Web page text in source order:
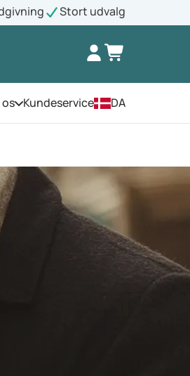
Stort udvalg
osÅbn menuen
Kundeservice DA